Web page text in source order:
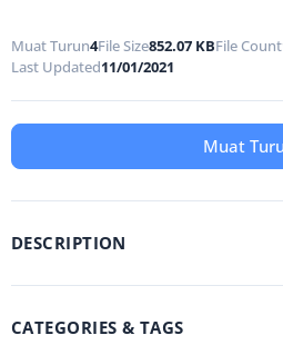
Muat Turun4File Size852.07 KBFile Count
Last Updated11/01/2021
Muat
DESCRIPTION
CATEGORIES & TAGS